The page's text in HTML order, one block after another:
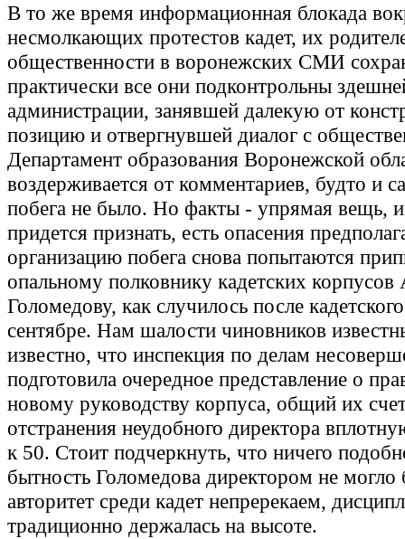
В то же время информационная блокада
несмолкающих протестов кадет, их
общественности в воронежских СМИ
практически все они подконтрольны
администрации, занявшей далекую от
позицию и отвергнувшей диалог с
Департамент образования Воронежской
воздерживается от комментариев, будто и
побега не было. Но факты - упрямая вещь, и
придется признать, есть опасения
организацию побега снова попытаются
опальному полковнику кадетских корпусов
Голомедову, как случилось после
сентябре. Нам шалости чиновников
известно, что инспекция по делам
подготовила очередное представление о
новому руководству корпуса, общий их
отстранения неудобного директора
к 50. Стоит подчеркнуть, что ничего
бытность Голомедова директором не могло
авторитет среди кадет непререкаем,
традиционно держалась на высоте.